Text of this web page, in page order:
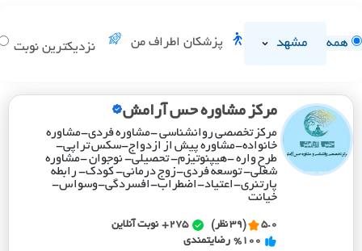
همه مشهد پزشکان اطراف من نزدیکترین نوبت
مرکز مشاوره حس آرامش
مرکز تخصصی روانشناسی -مشاوره فردی-مشاوره
خانواده-مشاوره پیش از ازدواج-سکس تراپی-
طرح واره -هیپنوتیزم- تحصیلی- نوجوان -مشاوره
شغلی- توسعه فردی-زوج درمانی- کود‌ک- رابطه
پارتنری-اعتیاد-اضطراب-افسردگی-وسواس-
خیانت
5.0 (39 نظر) 275+
نوبت آنلاین
%100 رضایتمندی